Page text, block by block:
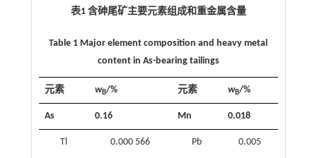
表1 含砷尾矿主要元素组成和重金属含量
Table 1 Major element composition and heavy metal
content in As-bearing tailings
元素 wB/% 元素 wB/%
As 0.16 Mn 0.018
Tl 0.000 566 Pb 0.005